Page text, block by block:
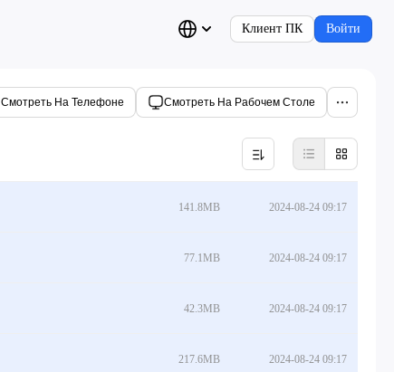
Клиент ПК Войти
Смотреть На Телефоне Смотреть На Рабочем Столе
141.8MB 2024-08-24 09:17
77.1MB 2024-08-24 09:17
42.3MB 2024-08-24 09:17
217.6MB 2024-08-24 09:17